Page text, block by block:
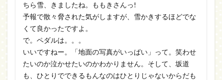
ちら雪、きましたね。ももきさんっ!
予報で散々脅された気がしますが、雪かきするほどでな
くて良かったですよ。
で。ペダルは。。。
いいですねー。「地面の写真がいっぱい」って。笑わせ
たいのか泣かせたいのかわかりません。そして、坂道
も、ひとりでできるもんなのはひとりじゃないからだも